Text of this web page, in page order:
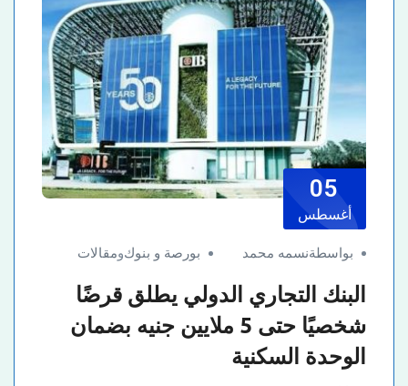
05
أغسطس
بواسطةنسمه محمد بورصة و بنوكومقالات
البنك التجاري الدولي يطلق قرضًا
شخصيًا حتى 5 ملايين جنيه بضمان
الوحدة السكنية